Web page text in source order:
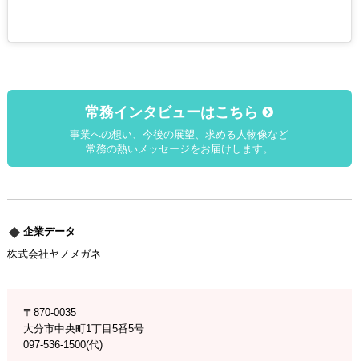
常務インタビューはこちら
事業への想い、今後の展望、求める人物像など
常務の熱いメッセージをお届けします。
企業データ
株式会社ヤノメガネ
〒870-0035
大分市中央町1丁目5番5号
097-536-1500(代)